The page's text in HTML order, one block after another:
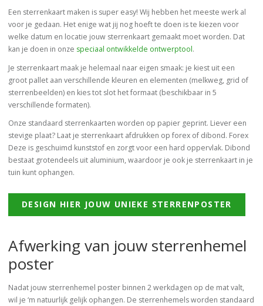
Een sterrenkaart maken is super easy! Wij hebben het meeste werk al
voor je gedaan. Het enige wat jij nog hoeft te doen is te kiezen voor
welke datum en locatie jouw sterrenkaart gemaakt moet worden. Dat
kan je doen in onze speciaal ontwikkelde ontwerptool.
Je sterrenkaart maak je helemaal naar eigen smaak: je kiest uit een
groot pallet aan verschillende kleuren en elementen (melkweg, grid of
sterrenbeelden) en kies tot slot het formaat (beschikbaar in 5
verschillende formaten).
Onze standaard sterrenkaarten worden op papier geprint. Liever een
stevige plaat? Laat je sterrenkaart afdrukken op forex of dibond. Forex
Deze is geschuimd kunststof en zorgt voor een hard oppervlak. Dibond
bestaat grotendeels uit aluminium, waardoor je ook je sterrenkaart in je
tuin kunt ophangen.
DESIGN HIER JOUW UNIEKE STERRENPOSTER
Afwerking van jouw sterrenhemel
poster
Nadat jouw sterrenhemel poster binnen 2 werkdagen op de mat valt,
wil je ‘m natuurlijk gelijk ophangen. De sterrenhemels worden standaard